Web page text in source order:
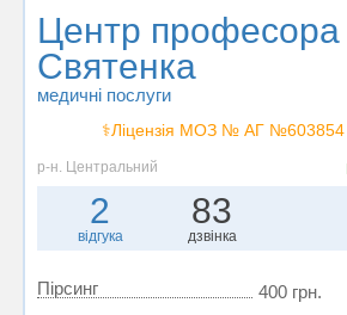
Центр професора
Святенка
медичні послуги
⚕️Ліцензія МОЗ № АГ №603854
р-н. Центральний
2
відгука
83
дзвінка
Пірсинг
400 грн.